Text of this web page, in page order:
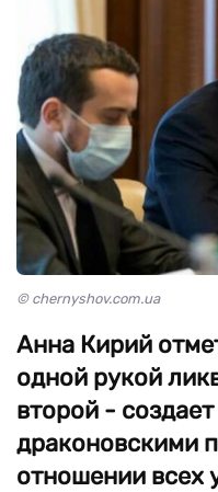
© chernyshov.com.ua
Анна Кирий
одной рукой
второй - создает
драконовскими
отношении всех